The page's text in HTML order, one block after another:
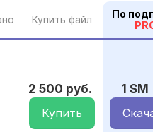
Купить файл
По
PRO
2 500 руб.
Купить
1 SM